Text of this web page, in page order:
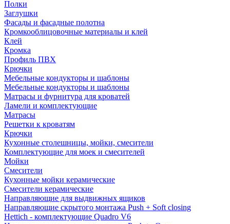
Полки
Заглушки
Фасады и фасадные полотна
Кромкооблицовочные материалы и клей
Клей
Кромка
Профиль ПВХ
Крючки
Мебельные кондукторы и шаблоны
Мебельные кондукторы и шаблоны
Матрасы и фурнитура для кроватей
Ламели и комплектующие
Матрасы
Решетки к кроватям
Крючки
Кухонные столешницы, мойки, смесители
Комплектующие для моек и смесителей
Мойки
Смесители
Кухонные мойки керамические
Смесители керамические
Направляющие для выдвижных ящиков
Направляющие скрытого монтажа Push + Soft closing
Hettich - комплектующие Quadro V6